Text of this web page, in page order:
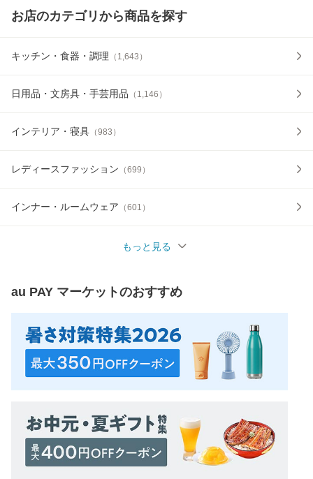
お店のカテゴリから商品を探す
キッチン・食器・調理 （ 1,643 ）
日用品・文房具・手芸用品 （ 1,146 ）
インテリア・寝具 （983 ）
レディースファッション （699 ）
インナー・ルームウェア （601 ）
もっと見る
au PAY マーケットのおすすめ